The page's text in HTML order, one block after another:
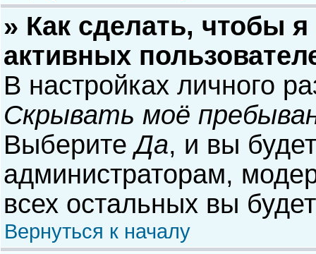
» Как сделать, чтобы
активных
В настройках личного
Скрывать моё
ВыберитеДа, и вы
администраторам,
всех остальных вы
Вернуться к началу